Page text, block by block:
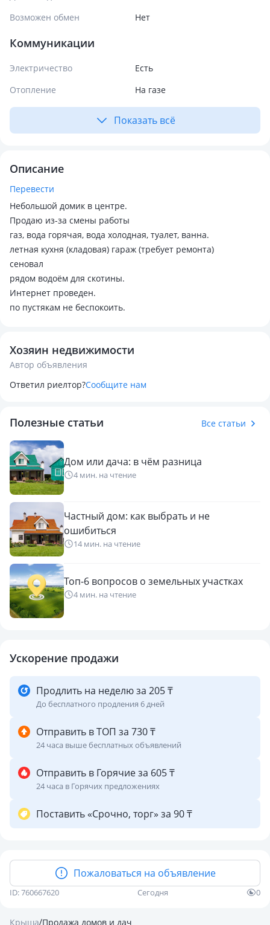
Возможен обмен
Нет
Коммуникации
Электричество
Есть
Отопление
На газе
Показать всё
Описание
Перевести
Небольшой домик в центре.
Продаю из-за смены работы
газ, вода горячая, вода холодная, туалет, ванна.
летная кухня (кладовая) гараж (требует ремонта)
сеновал
рядом водоём для скотины.
Интернет проведен.
по пустякам не беспокоить.
Хозяин недвижимости
Автор объявления
Ответил риелтор?Сообщите нам
Полезные статьи Все статьи
Дом или дача: в чём разница
4 мин. на чтение
Частный дом: как выбрать и не
ошибиться
14 мин. на чтение
Топ-6 вопросов о земельных участках
4 мин. на чтение
Ускорение продажи
Продлить на неделю за 205 ₸
До бесплатного продления 6 дней
Отправить в ТОП за 730 ₸
24 часа выше бесплатных объявлений
Отправить в Горячие за 605 ₸
24 часа в Горячих предложениях
Поставить «Срочно, торг» за 90 ₸
Пожаловаться на объявление
ID: 760667620 Сегодня 0
Крыша/Продажа домов и дач